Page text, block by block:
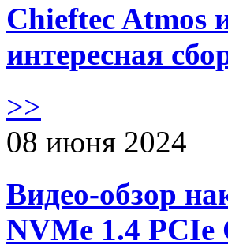
Chieftec Atmos
интересная
>>
08 июня 2024
Видео-обзор
NVMe 1.4 PCIe